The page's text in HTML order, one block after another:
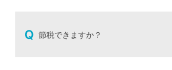
Q 節税できますか？